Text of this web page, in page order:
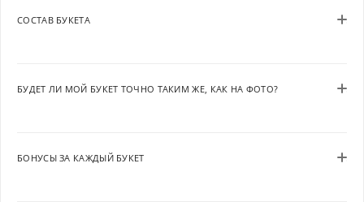
СОСТАВ БУКЕТА
БУДЕТ ЛИ МОЙ БУКЕТ ТОЧНО ТАКИМ ЖЕ, КАК НА ФОТО?
БОНУСЫ ЗА КАЖДЫЙ БУКЕТ